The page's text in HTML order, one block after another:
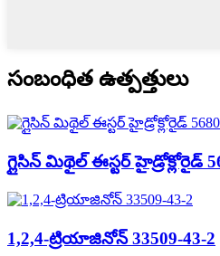
సంబంధిత ఉత్పత్తులు
గ్లైసిన్ మిథైల్ ఈస్టర్ హైడ్రోక్లోరైడ్
1,2,4-ట్రియాజినోన్ 33509-43-2